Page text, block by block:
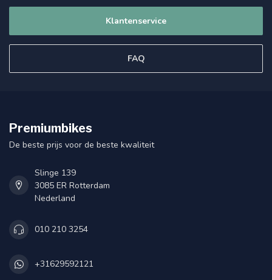
Klantenservice
FAQ
Premiumbikes
De beste prijs voor de beste kwaliteit
Slinge 139
3085 ER Rotterdam
Nederland
010 210 3254
+31629592121